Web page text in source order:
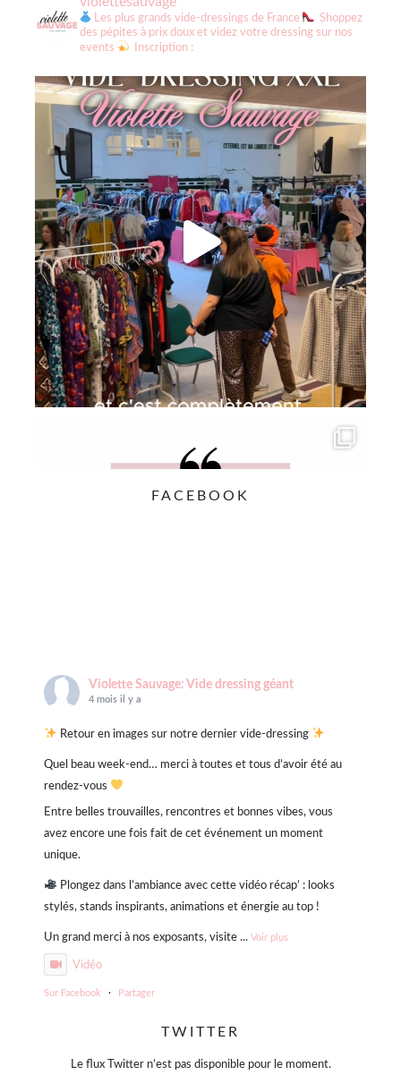
Les plus grands vide-dressings de France
Shoppez
des pépites à prix doux et videz votre dressing sur nos
events
Inscription :
FACEBOOK
Violette Sauvage: Vide dressing géant
4 mois il y a
Retour en images sur notre dernier vide-dressing
Quel beau week-end… merci à toutes et tous d’avoir été au
rendez-vous
Entre belles trouvailles, rencontres et bonnes vibes, vous
avez encore une fois fait de cet événement un moment
unique.
Plongez dans l’ambiance avec cette vidéo récap’ : looks
stylés, stands inspirants, animations et énergie au top !
Un grand merci à nos exposants, visite ... Voir plus
Vidéo
Sur Facebook · Partager
4 mois il y a
TWITTER
Le flux Twitter n’est pas disponible pour le moment.